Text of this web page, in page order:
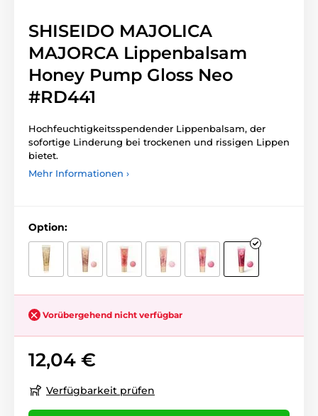
SHISEIDO MAJOLICA
MAJORCA Lippenbalsam
Honey Pump Gloss Neo
#RD441
Hochfeuchtigkeitsspendender Lippenbalsam, der
sofortige Linderung bei trockenen und rissigen Lippen
bietet.
Mehr Informationen ›
Option:
Vorübergehend nicht verfügbar
12,04 €
Verfügbarkeit prüfen